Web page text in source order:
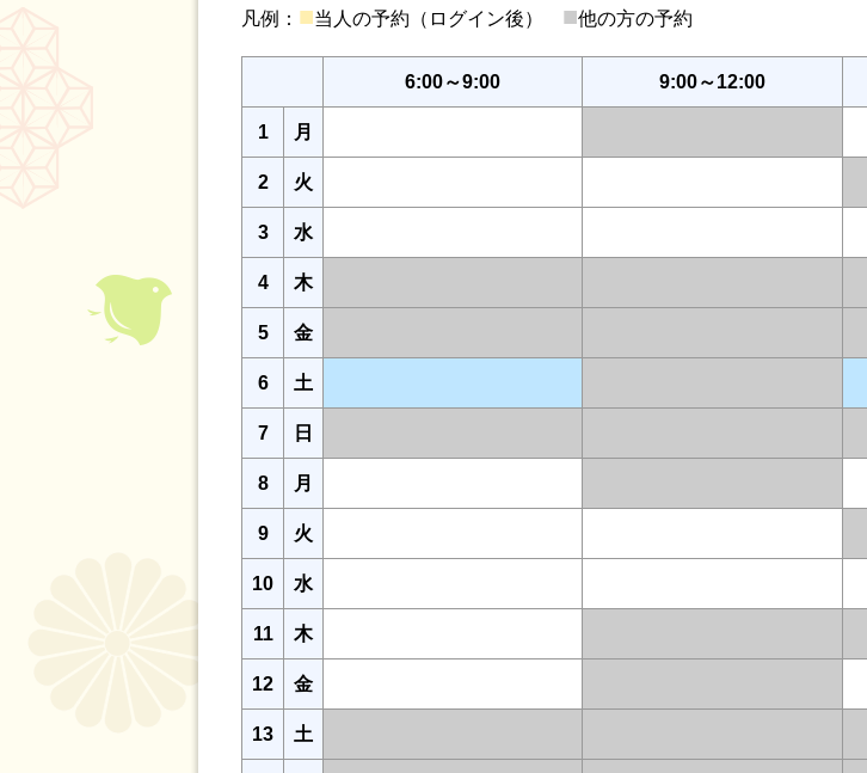
凡例： ■当人の予約（ログイン後） ■他の方の予約
6:00～9:00 9:00～12:00
1 月
2 火
3 水
4 木
5 金
6 土
7 日
8 月
9 火
10 水
11 木
12 金
13 土